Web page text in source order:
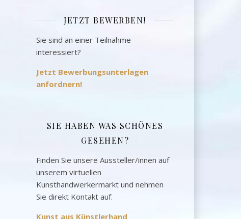
JETZT BEWERBEN!
Sie sind an einer Teilnahme
interessiert?
Jetzt Bewerbungsunterlagen
anfordnern!
SIE HABEN WAS SCHÖNES
GESEHEN?
Finden Sie unsere Aussteller/innen auf
unserem virtuellen
Kunsthandwerkermarkt und nehmen
Sie direkt Kontakt auf.
Kunst aus Künstlerhand